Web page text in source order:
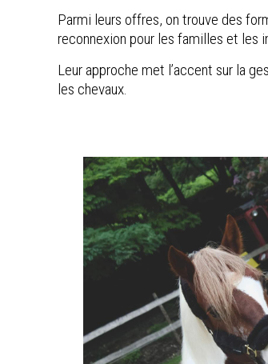
Parmi leurs offres, on trouve des
reconnexion pour les familles et les
Leur approche met l’accent sur la
les chevaux.